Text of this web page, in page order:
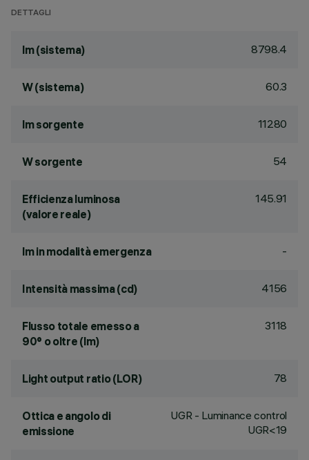
DETTAGLI
lm (sistema) 8798.4
W (sistema) 60.3
lm sorgente 11280
W sorgente 54
Efficienza luminosa
(valore reale)
145.91
lm in modalità emergenza -
Intensità massima (cd) 4156
Flusso totale emesso a
90° o oltre (lm)
3118
Light output ratio (LOR) 78
Ottica e angolo di
emissione
UGR - Luminance control
UGR<19